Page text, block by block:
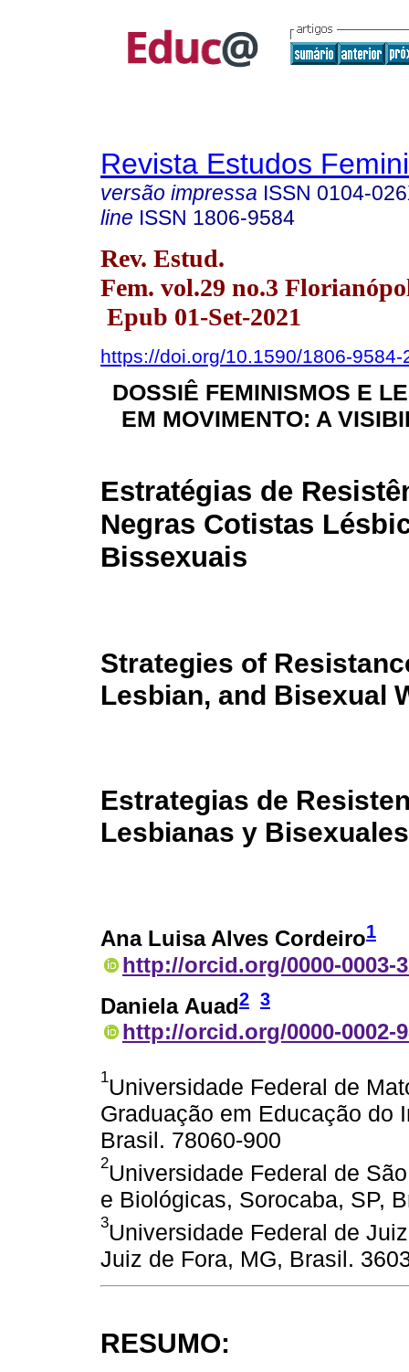
Revista Estudos
versão impressa ISSN 0104-
line ISSN 1806-9584
Rev. Estud.
Fem. vol.29 no.3
Epub 01-Set-2021
https://doi.org/10.1590/1806-
DOSSIÊ FEMINISMOS E
EM MOVIMENTO: A
Estratégias de
Negras Cotistas
Bissexuais
Strategies of
Lesbian, and Bisexual
Estrategias de
Lesbianas y Bisexuales
Ana Luisa Alves Cordeiro1
http://orcid.org/0000-0003-
Daniela Auad2 3
http://orcid.org/0000-0002-
1Universidade Federal de
Graduação em Educação do
Brasil. 78060-900
2Universidade Federal de
e Biológicas, Sorocaba, SP,
3Universidade Federal de
Juiz de Fora, MG, Brasil.
RESUMO: